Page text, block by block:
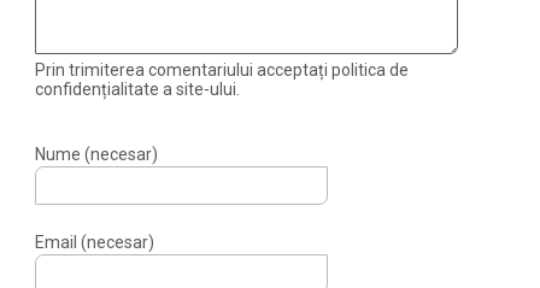
Prin trimiterea comentariului acceptați politica de
confidențialitate a site-ului.
Nume (necesar)
Email (necesar)